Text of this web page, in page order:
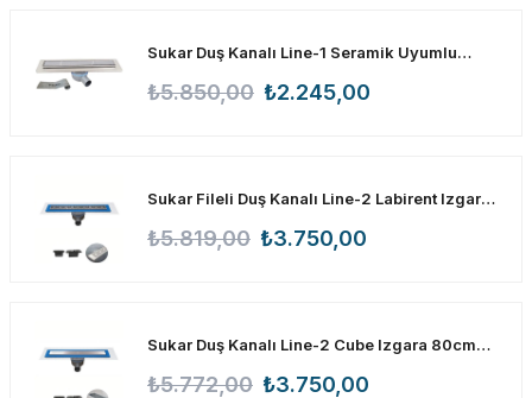
Sukar Duş Kanalı Line-1 Seramik Uyumlu
60cm 1153-1256026-01
₺5.850,00 ₺2.245,00
Sukar Fileli Duş Kanalı Line-2 Labirent Izgara
80cm 1154-0988023-01
₺5.819,00 ₺3.750,00
Sukar Duş Kanalı Line-2 Cube Izgara 80cm
1154-1008023-01
₺5.772,00 ₺3.750,00